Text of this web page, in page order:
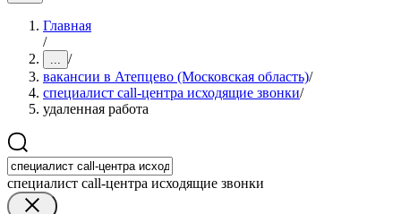
Главная
/
... /
вакансии в Атепцево (Московская область)/
специалист call-центра исходящие звонки/
удаленная работа
специалист call-центра исходящие звонки